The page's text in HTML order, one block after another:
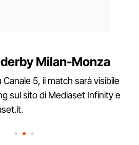
Milan-Monza
5, il match sarà visibile
sul sito di Mediaset Infinity e